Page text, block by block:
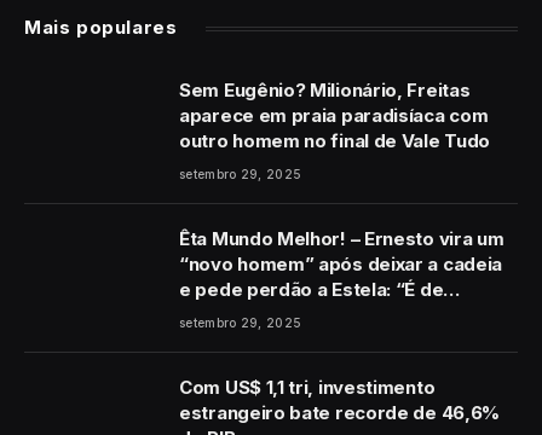
Mais populares
Sem Eugênio? Milionário, Freitas
aparece em praia paradisíaca com
outro homem no final de Vale Tudo
setembro 29, 2025
Êta Mundo Melhor! – Ernesto vira um
“novo homem” após deixar a cadeia
e pede perdão a Estela: “É de
coração”
setembro 29, 2025
Com US$ 1,1 tri, investimento
estrangeiro bate recorde de 46,6%